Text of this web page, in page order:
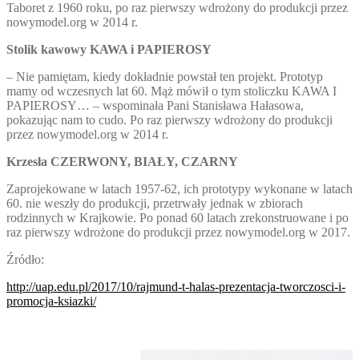
Taboret z 1960 roku, po raz pierwszy wdrożony do produkcji przez
nowymodel.org w 2014 r.
Stolik kawowy KAWA i PAPIEROSY
– Nie pamiętam, kiedy dokładnie powstał ten projekt. Prototyp
mamy od wczesnych lat 60. Mąż mówił o tym stoliczku KAWA I
PAPIEROSY… – wspominała Pani Stanisława Hałasowa,
pokazując nam to cudo. Po raz pierwszy wdrożony do produkcji
przez nowymodel.org w 2014 r.
Krzesła CZERWONY, BIAŁY, CZARNY
Zaprojekowane w latach 1957-62, ich prototypy wykonane w latach
60. nie weszły do produkcji, przetrwały jednak w zbiorach
rodzinnych w Krajkowie. Po ponad 60 latach zrekonstruowane i po
raz pierwszy wdrożone do produkcji przez nowymodel.org w 2017.
Źródło:
http://uap.edu.pl/2017/10/rajmund-t-halas-prezentacja-tworczosci-i-
promocja-ksiazki/